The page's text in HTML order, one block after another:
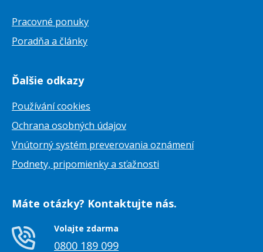
Pracovné ponuky
Poradňa a články
Ďalšie odkazy
Používání cookies
Ochrana osobných údajov
Vnútorný systém preverovania oznámení
Podnety, pripomienky a sťažnosti
Máte otázky? Kontaktujte nás.
Volajte zdarma
0800 189 099